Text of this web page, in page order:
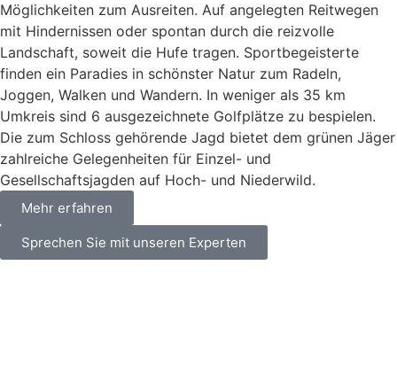
Möglichkeiten zum Ausreiten. Auf angelegten Reitwegen
mit Hindernissen oder spontan durch die reizvolle
Landschaft, soweit die Hufe tragen. Sportbegeisterte
finden ein Paradies in schönster Natur zum Radeln,
Joggen, Walken und Wandern. In weniger als 35 km
Umkreis sind 6 ausgezeichnete Golfplätze zu bespielen.
Die zum Schloss gehörende Jagd bietet dem grünen Jäger
zahlreiche Gelegenheiten für Einzel- und
Gesellschaftsjagden auf Hoch- und Niederwild.
Mehr erfahren
Sprechen Sie mit unseren Experten